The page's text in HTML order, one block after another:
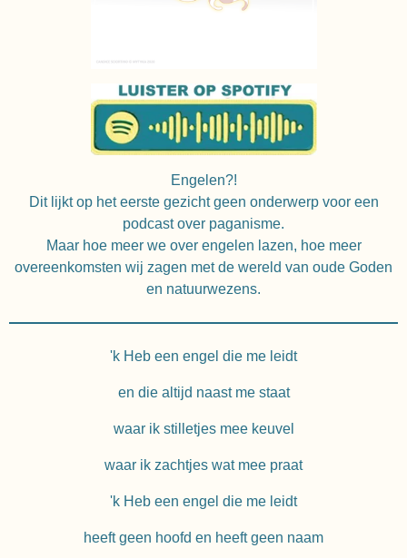
Engelen?!
Dit lijkt op het eerste gezicht geen onderwerp voor een
podcast over paganisme.
Maar hoe meer we over engelen lazen, hoe meer
overeenkomsten wij zagen met de wereld van oude Goden
en natuurwezens.
'k Heb een engel die me leidt
en die altijd naast me staat
waar ik stilletjes mee keuvel
waar ik zachtjes wat mee praat
'k Heb een engel die me leidt
heeft geen hoofd en heeft geen naam